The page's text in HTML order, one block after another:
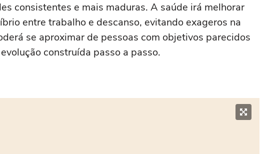
consistentes e mais maduras. A saúde irá melhorar
entre trabalho e descanso, evitando exageros na
se aproximar de pessoas com objetivos parecidos
construída passo a passo.